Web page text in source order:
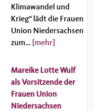
Klimawandel und
Krieg“ lädt die Frauen
Union Niedersachsen
zum… [mehr]
Mareike Lotte Wulf
als Vorsitzende der
Frauen Union
Niedersachsen